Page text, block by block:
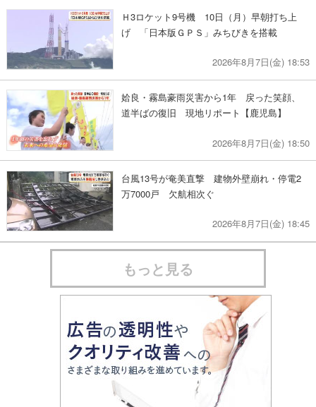
Ｈ3ロケット9号機 10日（月）早朝打ち上
げ 「日本版ＧＰＳ」みちびきを搭載
2026年8月7日(金) 18:53
姶良・霧島豪雨災害から1年 戻った笑顔、
道半ばの復旧 現地リポート【鹿児島】
2026年8月7日(金) 18:50
台風13号が奄美直撃 建物外壁崩れ・停電2
万7000戸 欠航相次ぐ
2026年8月7日(金) 18:45
もっと見る